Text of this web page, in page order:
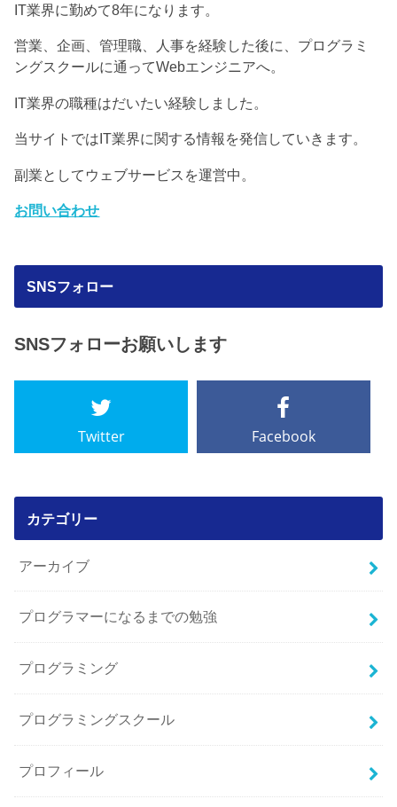
IT業界に勤めて8年になります。
営業、企画、管理職、人事を経験した後に、プログラミ
ングスクールに通ってWebエンジニアへ。
IT業界の職種はだいたい経験しました。
当サイトではIT業界に関する情報を発信していきます。
副業としてウェブサービスを運営中。
お問い合わせ
SNSフォロー
SNSフォローお願いします
Twitter Facebook
カテゴリー
アーカイブ
プログラマーになるまでの勉強
プログラミング
プログラミングスクール
プロフィール